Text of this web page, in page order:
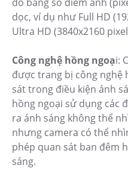
dọc, ví dụ như Full HD
Ultra HD (3840x2160
Công nghệ hồng ngoại:
được trang bị công nghệ
sát trong điều kiện ánh
hồng ngoại sử dụng các
ra ánh sáng không thể
nhưng camera có thể
phép quan sát ban đêm
sáng.